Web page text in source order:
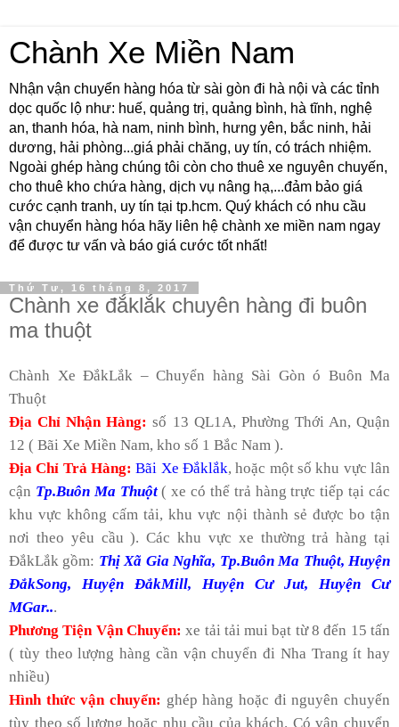
Chành Xe Miền Nam
Nhận vận chuyển hàng hóa từ sài gòn đi hà nội và các tỉnh
dọc quốc lộ như: huế, quảng trị, quảng bình, hà tĩnh, nghệ
an, thanh hóa, hà nam, ninh bình, hưng yên, bắc ninh, hải
dương, hải phòng...giá phải chăng, uy tín, có trách nhiệm.
Ngoài ghép hàng chúng tôi còn cho thuê xe nguyên chuyến,
cho thuê kho chứa hàng, dịch vụ nâng hạ,...đảm bảo giá
cước cạnh tranh, uy tín tại tp.hcm. Quý khách có nhu cầu
vận chuyển hàng hóa hãy liên hệ chành xe miền nam ngay
để được tư vấn và báo giá cước tốt nhất!
Thứ Tư, 16 tháng 8, 2017
Chành xe đắklắk chuyên hàng đi buôn
ma thuột
Chành Xe ĐắkLắk – Chuyển hàng Sài Gòn ó Buôn Ma
Thuột
Địa Chỉ Nhận Hàng: số 13 QL1A, Phường Thới An, Quận
12 ( Bãi Xe Miền Nam, kho số 1 Bắc Nam ).
Địa Chỉ Trả Hàng: Bãi Xe Đắklắk, hoặc một số khu vực lân
cận Tp.Buôn Ma Thuột( xe có thể trả hàng trực tiếp tại các
khu vực không cấm tải, khu vực nội thành sẻ được bo tận
nơi theo yêu cầu ). Các khu vực xe thường trả hàng tại
ĐắkLắk gồm: Thị Xã Gia Nghĩa, Tp.Buôn Ma Thuột, Huyện
ĐắkSong, Huyện ĐắkMill, Huyện Cư Jut, Huyện Cư
MGar...
Phương Tiện Vận Chuyển: xe tải tải mui bạt từ 8 đến 15 tấn
( tùy theo lượng hàng cần vận chuyển đi Nha Trang ít hay
nhiều)
Hình thức vận chuyển: ghép hàng hoặc đi nguyên chuyến
tùy theo số lượng hoặc nhu cầu của khách. Có vận chuyển